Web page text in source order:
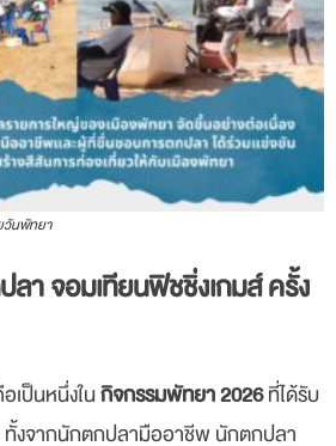
วันพัทยา
ลา จอมเทียนฟิชชิ่งเกมส์ ครั้ง
เป็นหนึ่งในกิจกรรมพัทยา 2026ที่ได้รับ
ทั้งจากนักตกปลามืออาชีพ นักตกปลา